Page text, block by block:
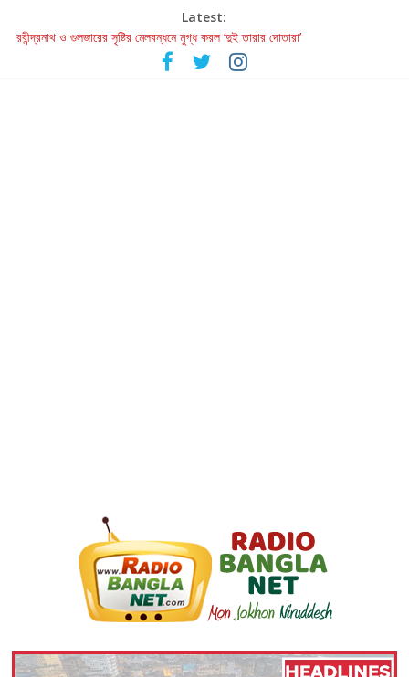
Latest:
রবীন্দ্রনাথ ও গুলজারের সৃষ্টির মেলবন্ধনে মুগ্ধ করল ‘দুই তারার দোতারা’
কলের গান থেকে রীলস্ — বাঙালির গান শোনার বিবর্তনের গল্প
জগন্নাথমঙ্গলম্ — বাংলায় প্রথমবার মঞ্চে এবার রথযাত্রার উদযাপন